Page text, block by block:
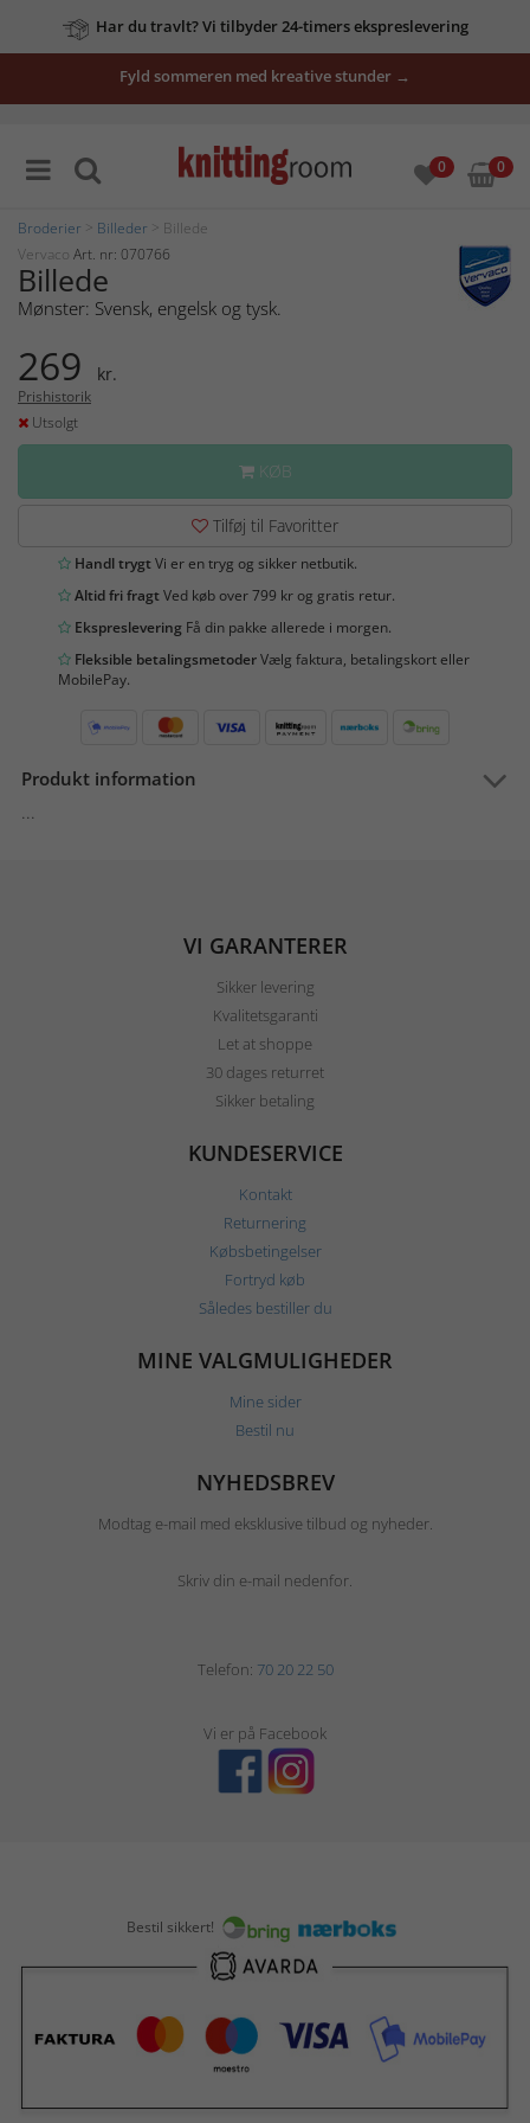
Har du travlt? Vi tilbyder 24-timers ekspreslevering
Fyld sommeren med kreative stunder →
0 0
Broderier Billeder > Billede
Vervaco Art. nr: 070766
Billede
Mønster: Svensk, engelsk og tysk.
269 kr.
Prishistorik
Utsolgt
KØB
Tilføj til Favoritter
Handl trygtVi er en tryg og sikker netbutik.
Altid fri fragtVed køb over 799 kr og gratis retur.
Ekspreslevering Få din pakke allerede i morgen.
Fleksible betalingsmetoderVælg faktura, betalingskort eller
MobilePay.
Produkt information
...
VI GARANTERER
Sikker levering
Kvalitetsgaranti
Let at shoppe
30 dages returret
Sikker betaling
KUNDESERVICE
Kontakt
Returnering
Købsbetingelser
Fortryd køb
Således bestiller du
MINE VALGMULIGHEDER
Mine sider
Bestil nu
NYHEDSBREV
Modtag e-mail med eksklusive tilbud og nyheder.
Skriv din e-mail nedenfor.
Telefon: 70 20 22 50
Vi er på Facebook
Bestil sikkert!